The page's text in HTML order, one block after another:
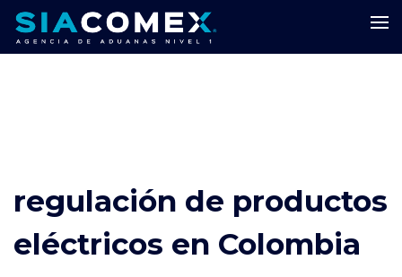
regulación de productos
eléctricos en Colombia